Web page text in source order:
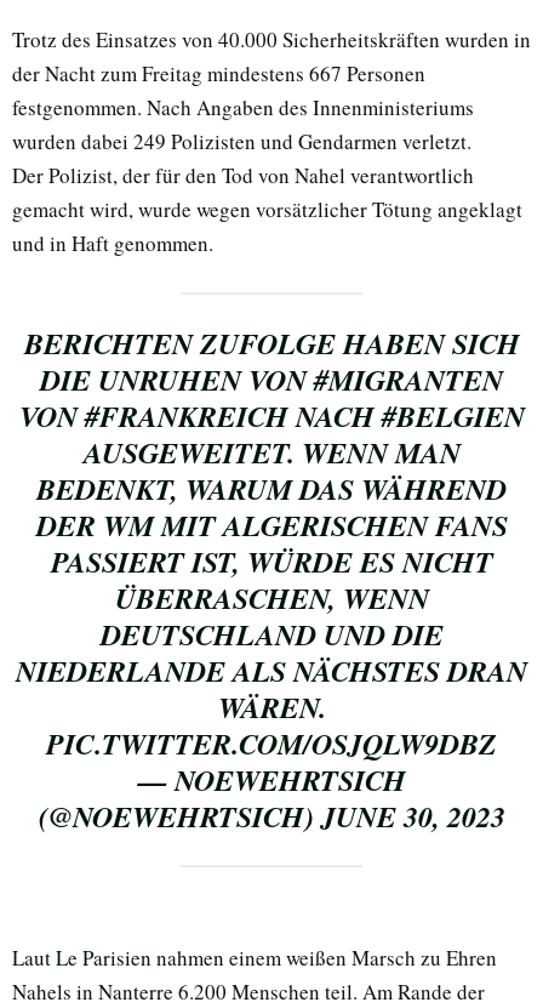
Trotz des Einsatzes von 40.000 Sicherheitskräften wurden in
der Nacht zum Freitag mindestens 667 Personen
festgenommen. Nach Angaben des Innenministeriums
wurden dabei 249 Polizisten und Gendarmen verletzt.
Der Polizist, der für den Tod von Nahel verantwortlich
gemacht wird, wurde wegen vorsätzlicher Tötung angeklagt
und in Haft genommen.
BERICHTEN ZUFOLGE HABEN SICH
DIE UNRUHEN VON#MIGRANTEN
VON#FRANKREICHNACH#BELGIEN
AUSGEWEITET. WENN MAN
BEDENKT, WARUM DAS WÄHREND
DER WM MIT ALGERISCHEN FANS
PASSIERT IST, WÜRDE ES NICHT
ÜBERRASCHEN, WENN
DEUTSCHLAND UND DIE
NIEDERLANDE ALS NÄCHSTES DRAN
WÄREN.
PIC.TWITTER.COM/OSJQLW9DBZ
— NOEWEHRTSICH
(@NOEWEHRTSICH)JUNE 30, 2023
LautLe Parisien nahmen einem weißen Marsch zu Ehren
Nahels in Nanterre 6.200 Menschen teil. Am Rande der